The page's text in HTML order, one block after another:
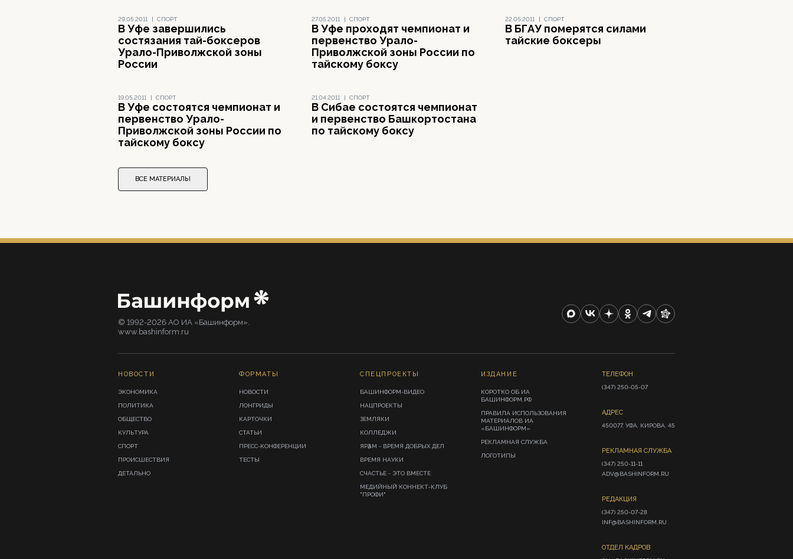
29.05.2011 | СПОРТ
В Уфе завершились
состязания тай-боксеров
Урало-Приволжской зоны
России
27.05.2011 | СПОРТ
В Уфе проходят чемпионат и
первенство Урало-
Приволжской зоны России по
тайскому боксу
22.05.2011 | СПОРТ
В БГАУ померятся силами
тайские боксеры
19.05.2011 | СПОРТ
В Уфе состоятся чемпионат и
первенство Урало-
Приволжской зоны России по
тайскому боксу
21.04.2011 | СПОРТ
В Сибае состоятся чемпионат
и первенство Башкортостана
по тайскому боксу
ВСЕ МАТЕРИАЛЫ
© 1992-2026 АО ИА «Башинформ».
www.bashinform.ru
НОВОСТИ
ЭКОНОМИКА
ПОЛИТИКА
ОБЩЕСТВО
КУЛЬТУРА
СПОРТ
ПРОИСШЕСТВИЯ
ДЕТАЛЬНО
ФОРМАТЫ
НОВОСТИ
ЛОНГРИДЫ
КАРТОЧКИ
СТАТЬИ
ПРЕСС-КОНФЕРЕНЦИИ
ТЕСТЫ
СПЕЦПРОЕКТЫ
БАШИНФОРМ-ВИДЕО
НАЦПРОЕКТЫ
ЗЕМЛЯКИ
КОЛЛЕДЖИ
ЯРҘАМ - ВРЕМЯ ДОБРЫХ ДЕЛ
ВРЕМЯ НАУКИ
СЧАСТЬЕ - ЭТО ВМЕСТЕ
МЕДИЙНЫЙ КОННЕКТ-КЛУБ
"ПРОФИ"
ИЗДАНИЕ
КОРОТКО ОБ ИА
БАШИНФОРМ.РФ
ПРАВИЛА ИСПОЛЬЗОВАНИЯ
МАТЕРИАЛОВ ИА
«БАШИНФОРМ»
РЕКЛАМНАЯ СЛУЖБА
ЛОГОТИПЫ
ТЕЛЕФОН
(347) 250-05-07
АДРЕС
450077, УФА, КИРОВА, 45
РЕКЛАМНАЯ СЛУЖБА
(347) 250-11-11
ADV@BASHINFORM.RU
РЕДАКЦИЯ
(347) 250-07-28
INF@BASHINFORM.RU
ОТДЕЛ КАДРОВ